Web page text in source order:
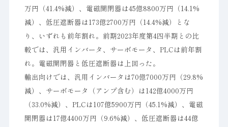
万円（41.4%減）、電磁開閉器は45億8800万円（14.1%
減）、低圧遮断器は173億2700万円（14.4%減）とな
り、いずれも前年割れ。前期2023年度第4四半期との比
較では、汎用インバータ、サーボモータ、PLCは前年割
れ。電磁開閉器と低圧遮断器は上回った。
輸出向けでは、汎用インバータは70億7000万円（29.8%
減）、サーボモータ（アンプ含む）は142億4000万円
（33.0%減）、PLCは107億5900万円（45.1%減）、電磁
開閉器は17億4400万円（9.6%減）、低圧遮断器は44億